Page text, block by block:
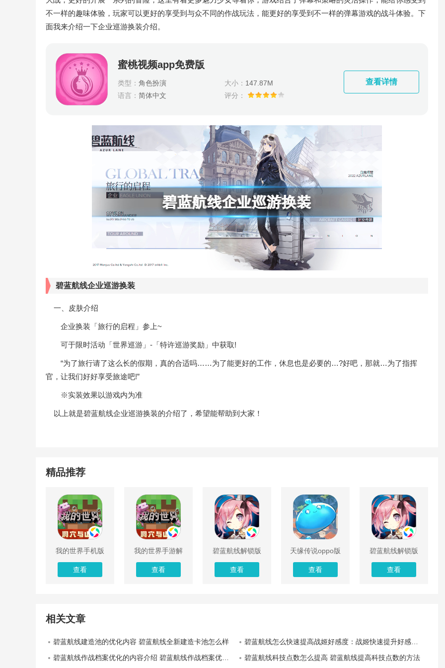
不一样的趣味体验，玩家可以更好的享受到与众不同的作战玩法，能更好的享受到不一样的弹幕游戏的战斗体验。下
面我来介绍一下企业巡游换装介绍。
蜜桃视频app免费版
类型： 角色扮演 大小： 147.87M
语言： 简体中文 评分：
查看详情
碧蓝航线企业巡游换装
一、皮肤介绍
企业换装「旅行的启程」参上~
可于限时活动「世界巡游」-「特许巡游奖励」中获取!
“为了旅行请了这么长的假期，真的合适吗……为了能更好的工作，休息也是必要的…?好吧，那就…为了指挥
官，让我们好好享受旅途吧!”
※实装效果以游戏内为准
以上就是​​​碧蓝航线企业巡游换装的介绍了，希望能帮助到大家！
精品推荐
我的世界手机版
解锁版下载
查看
我的世界手游解
锁版本
查看
碧蓝航线解锁版
无限资源安卓版
查看
天缘传说oppo版
本
查看
碧蓝航线解锁版
单机无限资源
查看
相关文章
碧蓝航线建造池的优化内容 碧蓝航线全新建造卡池怎么样
碧蓝航线怎么快速提高战姬好感度：战姬快速提升好感度的途径
碧蓝航线作战档案优化的内容介绍 碧蓝航线作战档案优化的内容有什么
碧蓝航线科技点数怎么提高 碧蓝航线提高科技点数的方法